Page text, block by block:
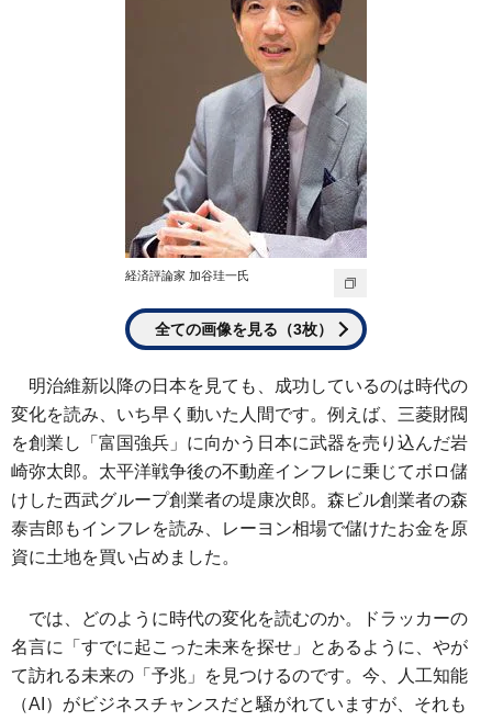
経済評論家 加谷珪一氏
全ての画像を見る（3枚）
明治維新以降の日本を見ても、成功しているのは時代の
変化を読み、いち早く動いた人間です。例えば、三菱財閥
を創業し「富国強兵」に向かう日本に武器を売り込んだ岩
崎弥太郎。太平洋戦争後の不動産インフレに乗じてボロ儲
けした西武グループ創業者の堤康次郎。森ビル創業者の森
泰吉郎もインフレを読み、レーヨン相場で儲けたお金を原
資に土地を買い占めました。
では、どのように時代の変化を読むのか。ドラッカーの
名言に「すでに起こった未来を探せ」とあるように、やが
て訪れる未来の「予兆」を見つけるのです。今、人工知能
（AI）がビジネスチャンスだと騒がれていますが、それも